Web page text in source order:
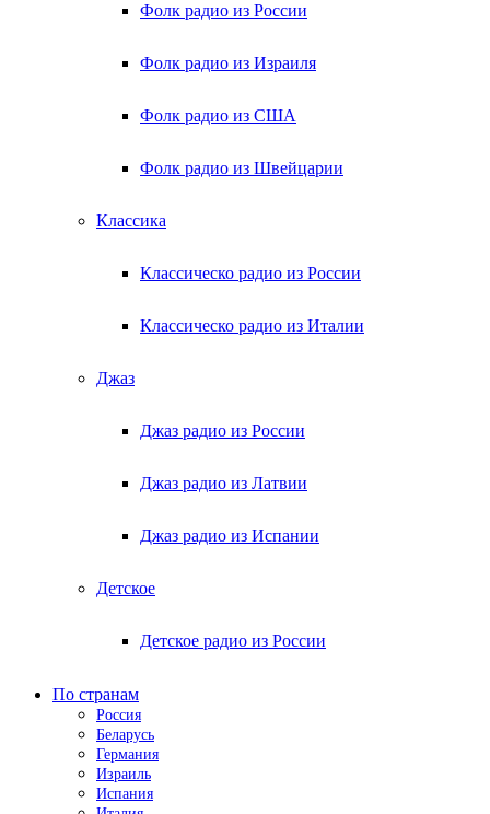
Фолк радио из России
Фолк радио из Израиля
Фолк радио из США
Фолк радио из Швейцарии
Классика
Классическо радио из России
Классическо радио из Италии
Джаз
Джаз радио из России
Джаз радио из Латвии
Джаз радио из Испании
Детское
Детское радио из России
По странам
Россия
Беларусь
Германия
Израиль
Испания